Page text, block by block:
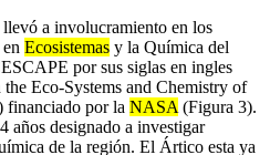
a involucramiento en los
Ecosistemas y la Química del
por sus siglas en ingles
the Eco-Systems and Chemistry of
financiado por la NASA (Figura 3).
años designado a investigar
de la región. El Ártico esta ya